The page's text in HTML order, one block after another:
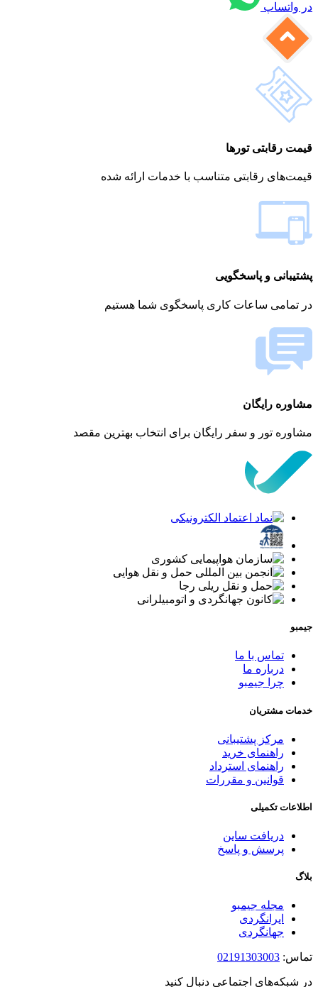
در واتساپ
قیمت رقابتی تورها
قیمت‌های رقابتی متناسب با خدمات ارائه شده
پشتیبانی و پاسخگویی
در تمامی ساعات کاری پاسخگوی شما هستیم
مشاوره رایگان
مشاوره تور و سفر رایگان برای انتخاب بهترین مقصد
جیمبو
تماس با ما
درباره ما
چرا جیمبو
خدمات مشتریان
مرکز پشتیبانی
راهنمای خرید
راهنمای استرداد
قوانین و مقررات
اطلاعات تکمیلی
دریافت ساین
پرسش و پاسخ
بلاگ
مجله جیمبو
ایرانگردی
جهانگردی
تماس: 02191303003
در شبکه‌های اجتماعی دنبال کنید